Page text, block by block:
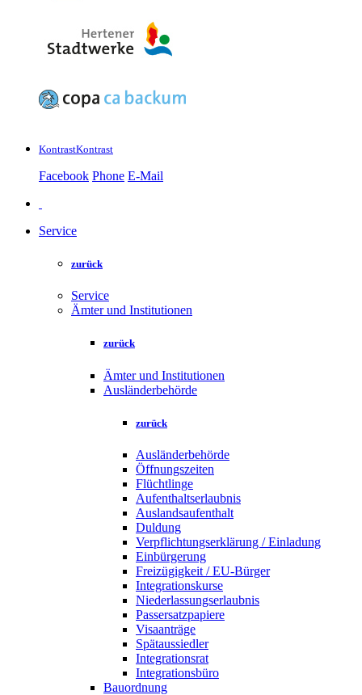
KontrastKontrast
Facebook Phone E-Mail
Service
zurück
Service
Ämter und Institutionen
zurück
Ämter und Institutionen
Ausländerbehörde
zurück
Ausländerbehörde
Öffnungszeiten
Flüchtlinge
Aufenthaltserlaubnis
Auslandsaufenthalt
Duldung
Verpflichtungserklärung / Einladung
Einbürgerung
Freizügigkeit / EU-Bürger
Integrationskurse
Niederlassungserlaubnis
Passersatzpapiere
Visaanträge
Spätaussiedler
Integrationsrat
Integrationsbüro
Bauordnung